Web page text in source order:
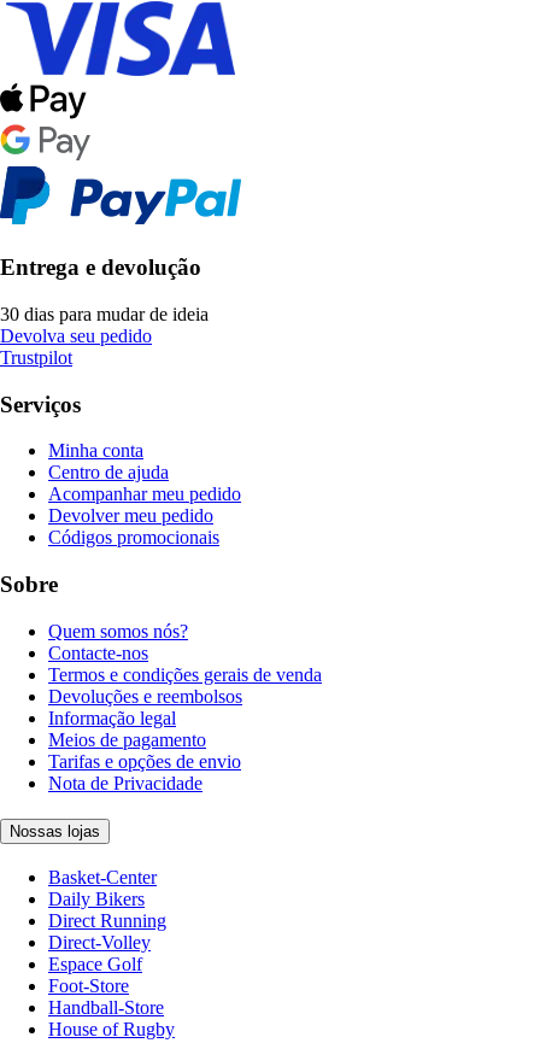
Entrega e devolução
30 dias para mudar de ideia
Devolva seu pedido
Trustpilot
Serviços
Minha conta
Centro de ajuda
Acompanhar meu pedido
Devolver meu pedido
Códigos promocionais
Sobre
Quem somos nós?
Contacte-nos
Termos e condições gerais de venda
Devoluções e reembolsos
Informação legal
Meios de pagamento
Tarifas e opções de envio
Nota de Privacidade
Nossas lojas
Basket-Center
Daily Bikers
Direct Running
Direct-Volley
Espace Golf
Foot-Store
Handball-Store
House of Rugby